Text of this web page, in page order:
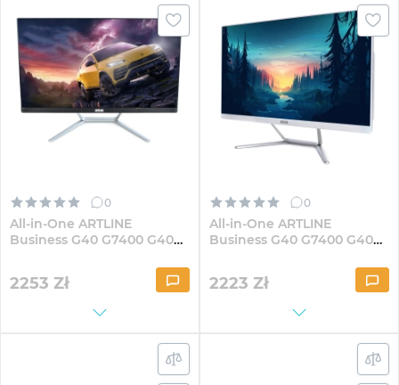
0
All-in-One ARTLINE
Business G40 G7400 G40
2253 Zł
0
All-in-One ARTLINE
Business G40 G7400 G40W
2223 Zł